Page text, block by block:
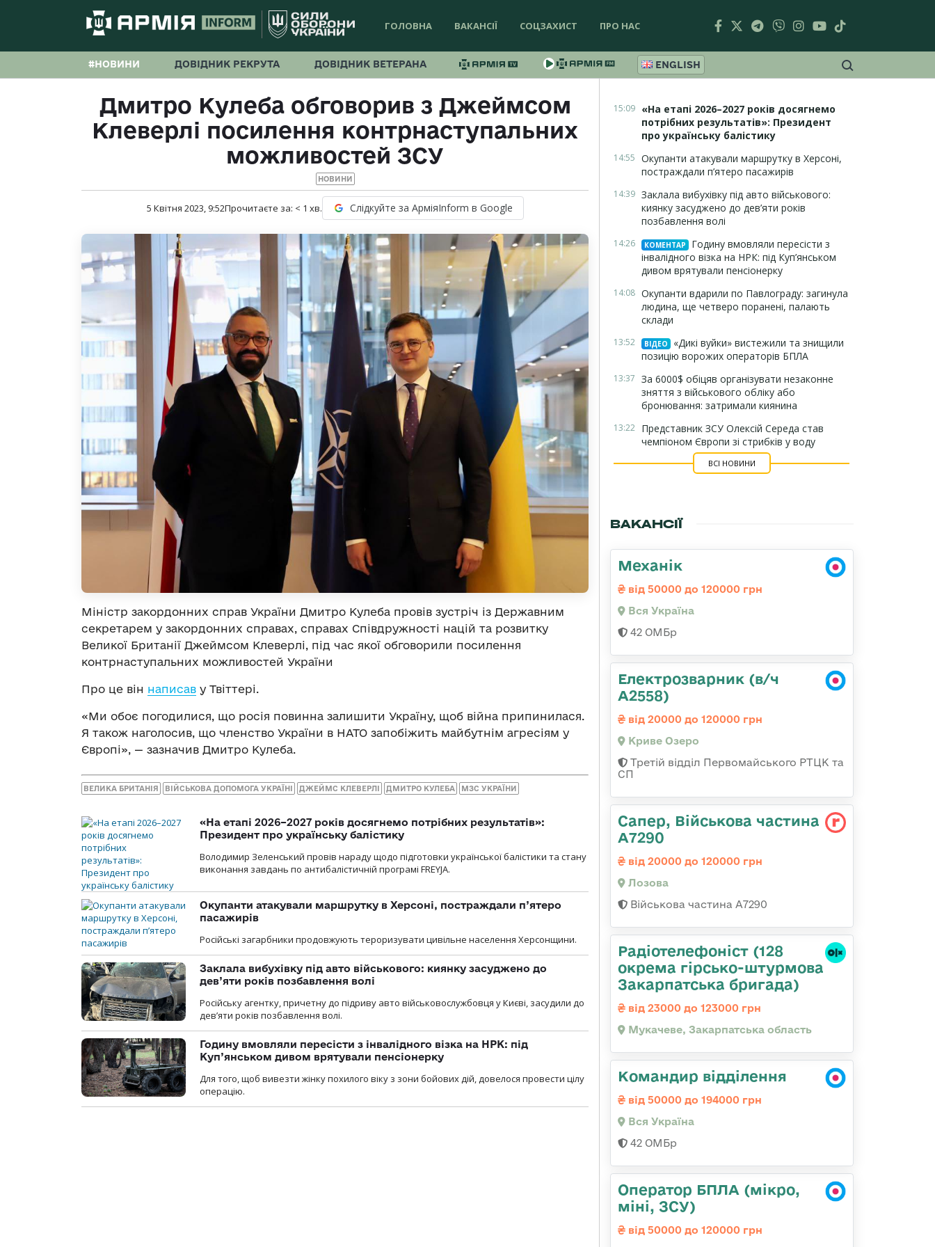
ГОЛОВНА ВАКАНСІЇ СОЦЗАХИСТ ПРО НАС
#НОВИНИ ДОВІДНИК РЕКРУТА ДОВІДНИК ВЕТЕРАНА ENGLISH
Дмитро Кулеба обговорив з Джеймсом
Клеверлі посилення контрнаступальних
можливостей ЗСУ
НОВИНИ
5 Квітня 2023, 9:52Прочитаєте за: < 1 хв. Слідкуйте за АрміяInform в Google
Міністр закордонних справ України Дмитро Кулеба провів зустріч із Державним
секретарем у закордонних справах, справах Співдружності націй та розвитку
Великої Британії Джеймсом Клеверлі, під час якої обговорили посилення
контрнаступальних можливостей України
Про це він написав у Твіттері.
«Ми обоє погодилися, що росія повинна залишити Україну, щоб війна припинилася.
Я також наголосив, що членство України в НАТО запобіжить майбутнім агресіям у
Європі», — зазначив Дмитро Кулеба.
ВЕЛИКА БРИТАНІЯ ВІЙСЬКОВА ДОПОМОГА УКРАЇНІ ДЖЕЙМС КЛЕВЕРЛІ ДМИТРО КУЛЕБА МЗС УКРАЇНИ
«На етапі 2026–2027 років досягнемо потрібних результатів»:
Президент про українську балістику
Володимир Зеленський провів нараду щодо підготовки української балістики та стану
виконання завдань по антибалістичній програмі FREYJA.
Окупанти атакували маршрутку в Херсоні, постраждали п’ятеро
пасажирів
Російські загарбники продовжують тероризувати цивільне населення Херсонщини.
Заклала вибухівку під авто військового: киянку засуджено до
дев’яти років позбавлення волі
Російську агентку, причетну до підриву авто військовослужбовця у Києві, засудили до
дев’яти років позбавлення волі.
Годину вмовляли пересісти з інвалідного візка на НРК: під
Куп’янськом дивом врятували пенсіонерку
Для того, щоб вивезти жінку похилого віку з зони бойових дій, довелося провести цілу
операцію.
15:09 «На етапі 2026–2027 років досягнемо
потрібних результатів»: Президент
про українську балістику
14:55 Окупанти атакували маршрутку в Херсоні,
постраждали п’ятеро пасажирів
14:39 Заклала вибухівку під авто військового:
киянку засуджено до дев’яти років
позбавлення волі
14:26 КОМЕНТАР
Годину вмовляли пересісти з
інвалідного візка на НРК: під Куп’янськом
дивом врятували пенсіонерку
14:08 Окупанти вдарили по Павлограду: загинула
людина, ще четверо поранені, палають
склади
13:52 ВІДЕО
«Дикі вуйки» вистежили та знищили
позицію ворожих операторів БПЛА
13:37 За 6000$ обіцяв організувати незаконне
зняття з військового обліку або
бронювання: затримали киянина
13:22 Представник ЗСУ Олексій Середа став
чемпіоном Європи зі стрибків у воду
ВСІ НОВИНИ
ВАКАНСІЇ
Механік
від 50000 до 120000 грн
Вся Україна
42 ОМБр
Електрозварник (в/ч
А2558)
від 20000 до 120000 грн
Криве Озеро
Третій відділ Первомайського РТЦК та
СП
Сапер, Військова частина
А7290
від 20000 до 120000 грн
Лозова
Військова частина А7290
Радіотелефоніст (128
окрема гірсько-штурмова
Закарпатська бригада)
від 23000 до 123000 грн
Мукачеве, Закарпатська область
Командир відділення
від 50000 до 194000 грн
Вся Україна
42 ОМБр
Оператор БПЛА (мікро,
міні, ЗСУ)
від 50000 до 120000 грн